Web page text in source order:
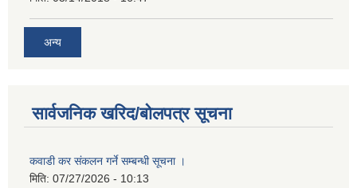
अन्य
सार्वजनिक खरिद/बोलपत्र सूचना
कवाडी कर संकलन गर्ने सम्बन्धी सूचना ।
मिति: 07/27/2026 - 10:13